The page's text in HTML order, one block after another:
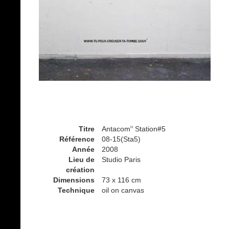
Titre Antacom H
Station#5
Référence
08-15(Sta5)
Année
2008
Lieu de
création
Studio Paris
Dimensions
73 x 116 cm
Technique
oil on canvas